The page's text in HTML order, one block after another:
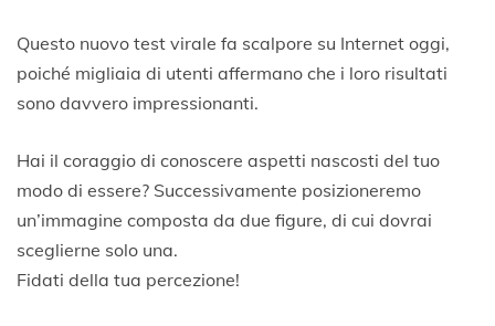
N
v
e
r
e
2
2
Questo nuovo test virale fa scalpore su Internet oggi,
poiché migliaia di utenti affermano che i loro risultati
sono davvero impressionanti.
Hai il coraggio di conoscere aspetti nascosti del tuo
modo di essere? Successivamente posizioneremo
un’immagine composta da due figure, di cui dovrai
sceglierne solo una.
Fidati della tua percezione!